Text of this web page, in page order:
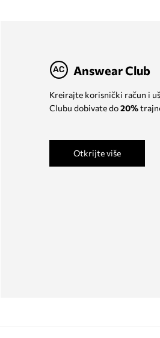
Answear Club
Kreirajte korisnički račun i
Clubu dobivate do20%
Otkrijte više